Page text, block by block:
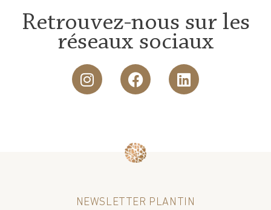
Retrouvez-nous sur les
réseaux sociaux
NEWSLETTER PLANTIN